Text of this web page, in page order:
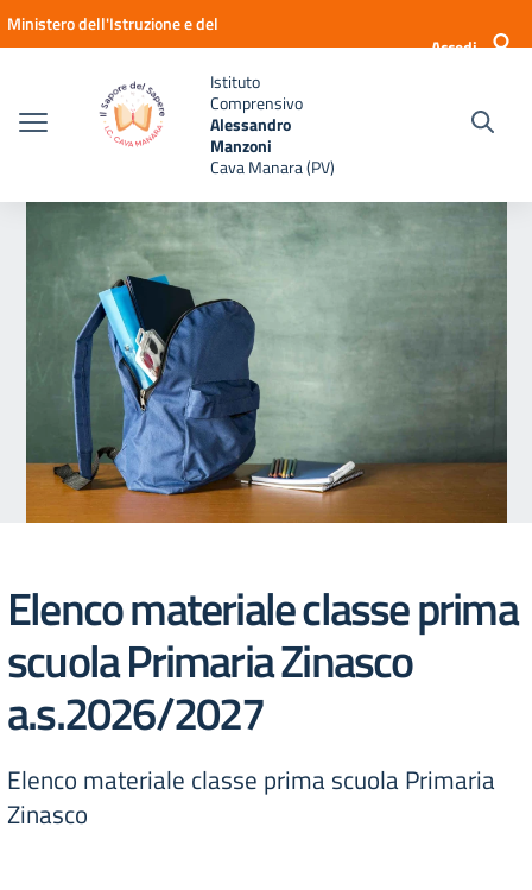
Vai ai contenuti
Vai al menu di navigazione
Vai al footer
Ministero dell'Istruzione e del
Accedi
Istituto
Comprensivo
Alessandro
Manzoni
Cava Manara (PV)
Elenco materiale classe prima
scuola Primaria Zinasco
a.s.2026/2027
Elenco materiale classe prima scuola Primaria
Zinasco